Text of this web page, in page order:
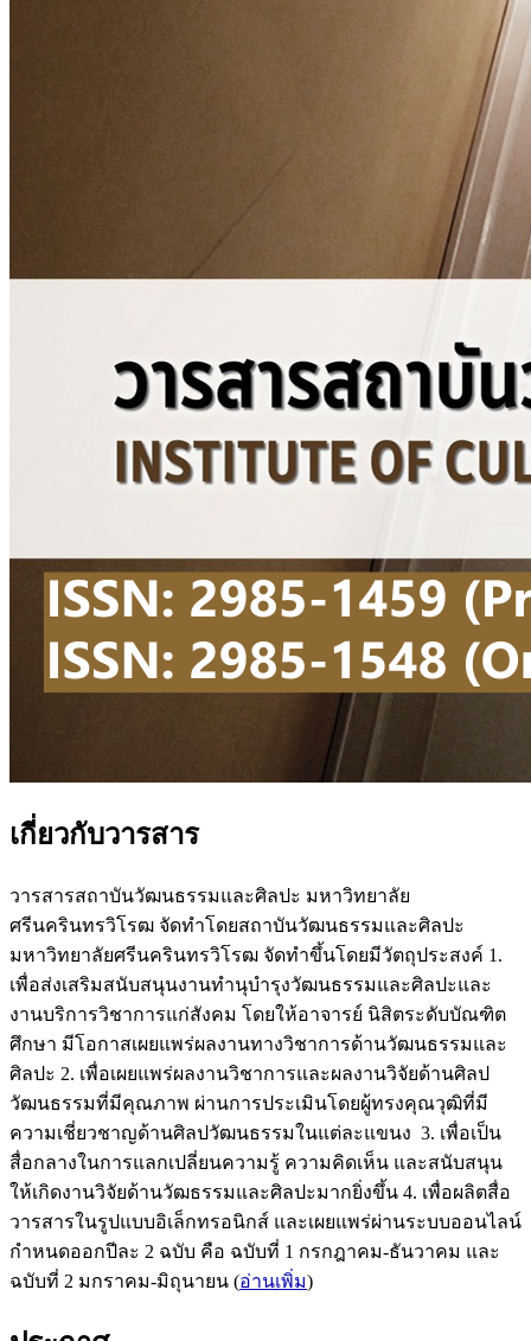
เกี่ยวกับวารสาร
วารสารสถาบันวัฒนธรรมและศิลปะ มหาวิทยาลัย
ศรีนครินทรวิโรฒ จัดทำโดยสถาบันวัฒนธรรมและศิลปะ
มหาวิทยาลัยศรีนครินทรวิโรฒ จัดทำขึ้นโดยมีวัตถุประสงค์ 1.
เพื่อส่งเสริมสนับสนุนงานทำนุบำรุงวัฒนธรรมและศิลปะและ
งานบริการวิชาการแก่สังคม โดยให้อาจารย์ นิสิตระดับบัณฑิต
ศึกษา มีโอกาสเผยแพร่ผลงานทางวิชาการด้านวัฒนธรรมและ
ศิลปะ 2. เพื่อเผยแพร่ผลงานวิชาการและผลงานวิจัยด้านศิลป
วัฒนธรรมที่มีคุณภาพ ผ่านการประเมินโดยผู้ทรงคุณวุฒิที่มี
ความเชี่ยวชาญด้านศิลปวัฒนธรรมในแต่ละแขนง 3. เพื่อเป็น
สื่อกลางในการแลกเปลี่ยนความรู้ ความคิดเห็น และสนับสนุน
ให้เกิดงานวิจัยด้านวัฒธรรมและศิลปะมากยิ่งขึ้น 4. เพื่อผลิตสื่อ
วารสารในรูปแบบอิเล็กทรอนิกส์ และเผยแพร่ผ่านระบบออนไลน์
กำหนดออกปีละ 2 ฉบับ คือ ฉบับที่ 1 กรกฎาคม-ธันวาคม และ
ฉบับที่ 2 มกราคม-มิถุนายน (อ่านเพิ่ม)